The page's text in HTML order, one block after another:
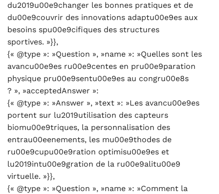
du2019u00e9changer les bonnes pratiques et de
du00e9couvrir des innovations adaptu00e9es aux
besoins spu00e9cifiques des structures
sportives. »}},
{« @type »: »Question », »name »: »Quelles sont les
avancu00e9es ru00e9centes en pru00e9paration
physique pru00e9sentu00e9es au congru00e8s
? », »acceptedAnswer »:
{« @type »: »Answer », »text »: »Les avancu00e9es
portent sur lu2019utilisation des capteurs
biomu00e9triques, la personnalisation des
entrau00eenements, les mu00e9thodes de
ru00e9cupu00e9ration optimisu00e9es et
lu2019intu00e9gration de la ru00e9alitu00e9
virtuelle. »}},
{« @type »: »Question », »name »: »Comment la